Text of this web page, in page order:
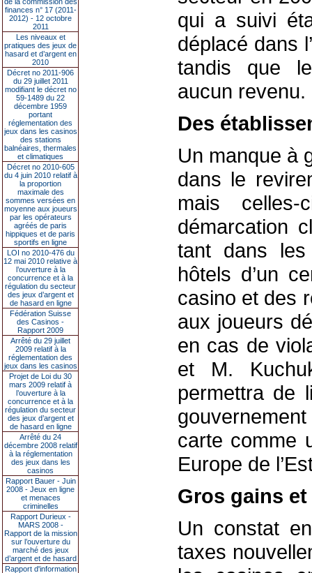
finances n° 17 (2011-
2012) - 12 octobre
2011
Les niveaux et
pratiques des jeux de
hasard et d’argent en
2010
Décret no 2011-906
du 29 juillet 2011
modifiant le décret no
59-1489 du 22
décembre 1959
portant
réglementation des
jeux dans les casinos
des stations
balnéaires, thermales
et climatiques
Décret no 2010-605
du 4 juin 2010 relatif à
la proportion
maximale des
sommes versées en
moyenne aux joueurs
par les opérateurs
agréés de paris
hippiques et de paris
sportifs en ligne
LOI no 2010-476 du
12 mai 2010 relative à
l’ouverture à la
concurrence et à la
régulation du secteur
des jeux d’argent et
de hasard en ligne
Fédération Suisse
des Casinos -
Rapport 2009
Arrêté du 29 juillet
2009 relatif à la
réglementation des
jeux dans les casinos
Projet de Loi du 30
mars 2009 relatif à
l’ouverture à la
concurrence et à la
régulation du secteur
des jeux d’argent et
de hasard en ligne
Arrêté du 24
décembre 2008 relatif
à la réglementation
des jeux dans les
casinos
Rapport Bauer - Juin
2008 - Jeux en ligne
et menaces
criminelles
Rapport Durieux -
MARS 2008 -
Rapport de la mission
sur l’ouverture du
marché des jeux
d’argent et de hasard
Rapport d'information
qui a suivi
déplacé dans
tandis que
aucun revenu.
Des
Un manque à
dans le
mais
démarcation
tant dans les
hôtels d’un
casino et des
aux joueurs
en cas de
et M.
permettra de
carte comme
Europe de
Gros gains
Un constat
taxes